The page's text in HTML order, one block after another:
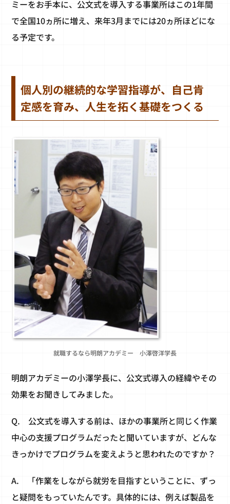
ミーをお手本に、公文式を導入する事業所はこの1年間
で全国10ヵ所に増え、来年3月までには20ヵ所ほどにな
る予定です。
個人別の継続的な学習指導が、自己肯
定感を育み、人生を拓く基礎をつくる
就職するなら明朗アカデミー 小澤啓洋学長
明朗アカデミーの小澤学長に、公文式導入の経緯やその
効果をお聞きしてみました。
Q. 公文式を導入する前は、ほかの事業所と同じく作業
中心の支援プログラムだったと聞いていますが、どんな
きっかけでプログラムを変えようと思われたのですか？
A.
「作業をしながら就労を目指すということに、ずっ
と疑問をもっていたんです。具体的には、例えば製品を